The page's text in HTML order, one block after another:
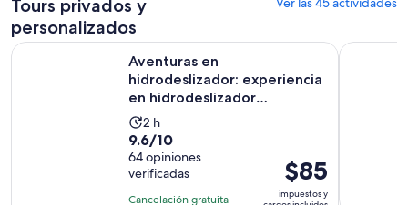
por
Tours privados y
personalizados
Aventuras en
hidrodeslizador: experiencia
en hidrodeslizador
semiprivado
La
actividad
dura
2
horas
2 h
9.6
de
10
con
9.6/10
64 opiniones
verificadas
Cancelación gratuita
El
precio
$85
impuestos y
Aventuras en hidrodeslizador: experiencia en Recorrido